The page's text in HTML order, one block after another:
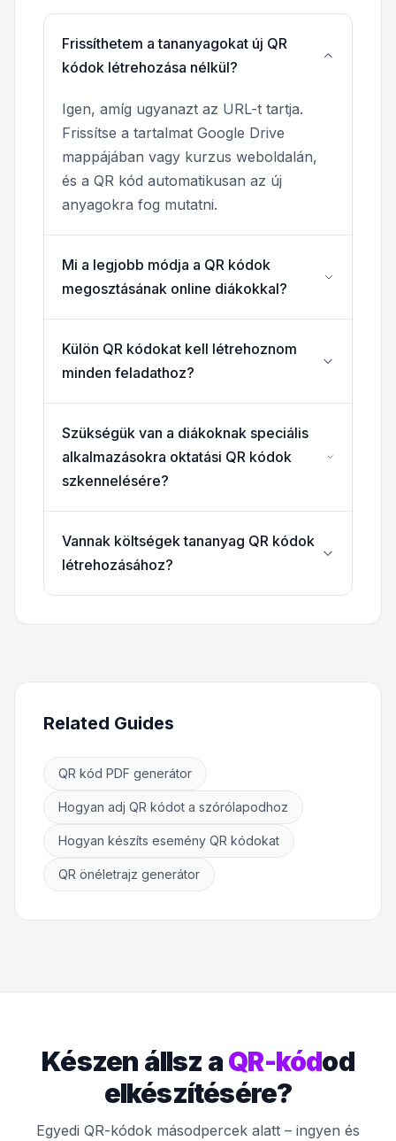
Frissíthetem a tananyagokat új QR
kódok létrehozása nélkül?
Igen, amíg ugyanazt az URL-t tartja.
Frissítse a tartalmat Google Drive
mappájában vagy kurzus weboldalán,
és a QR kód automatikusan az új
anyagokra fog mutatni.
Mi a legjobb módja a QR kódok
megosztásának online diákokkal?
Külön QR kódokat kell létrehoznom
minden feladathoz?
Szükségük van a diákoknak speciális
alkalmazásokra oktatási QR kódok
szkennelésére?
Vannak költségek tananyag QR kódok
létrehozásához?
Related Guides
QR kód PDF generátor
Hogyan adj QR kódot a szórólapodhoz
Hogyan készíts esemény QR kódokat
QR önéletrajz generátor
Készen állsz aQR-kódod
elkészítésére?
Egyedi QR-kódok másodpercek alatt – ingyen és